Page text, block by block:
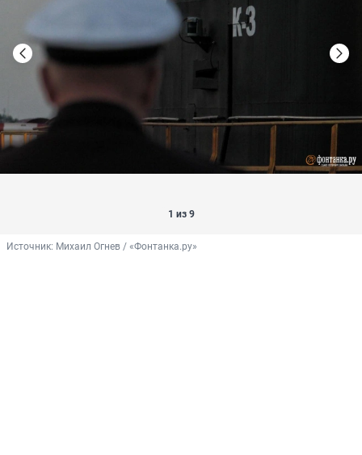
1 из 9
Источник: Михаил Огнев / «Фонтанка.ру»